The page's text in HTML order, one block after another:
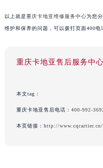
以上就是重庆卡地亚维修服务中心为您
维护和保养的问题，可以拨打页面400电
重庆卡地亚售后服务中心
本文tag：
重庆卡地亚售后电话： 400-992-
本页链接： http://